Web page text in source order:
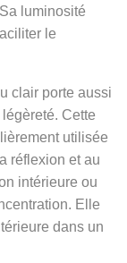
luminosité
le
clair porte aussi
Cette
utilisée
réflexion et au
intérieure ou
Elle
dans un